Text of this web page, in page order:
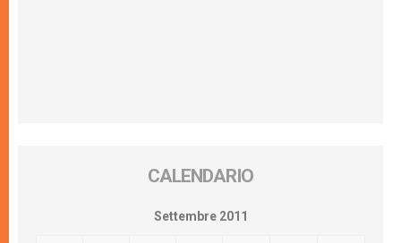
CALENDARIO
Settembre 2011